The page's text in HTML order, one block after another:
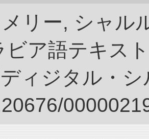
メリー, シャル
ビア語テキス
ィジタル・